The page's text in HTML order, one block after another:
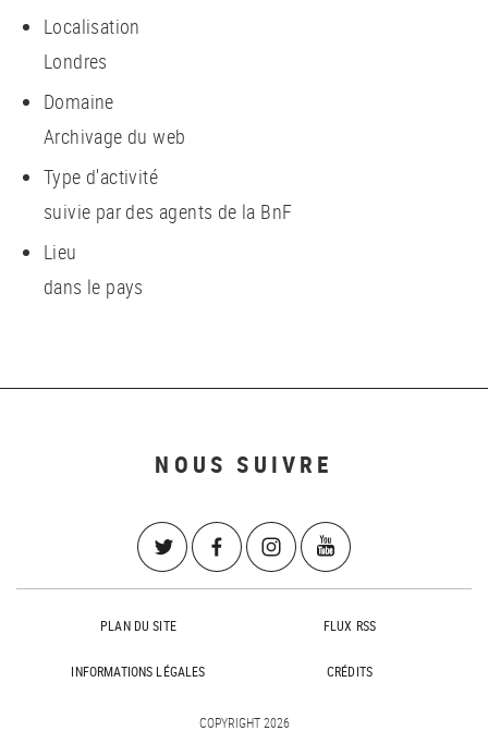
Localisation
Londres
Domaine
Archivage du web
Type d'activité
suivie par des agents de la BnF
Lieu
dans le pays
NOUS SUIVRE
PLAN DU SITE FLUX RSS
INFORMATIONS LÉGALES CRÉDITS
COPYRIGHT 2026